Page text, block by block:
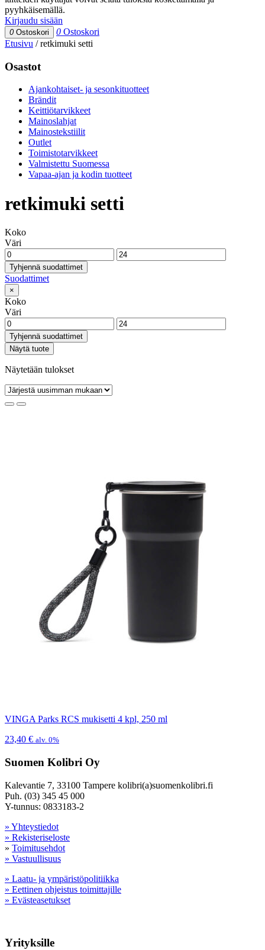
pyyhkäisemällä.
Kirjaudu sisään
0 Ostoskori 0 Ostoskori
Etusivu /retkimuki setti
Osastot
Ajankohtaiset- ja sesonkituotteet
Brändit
Keittiötarvikkeet
Mainoslahjat
Mainostekstiilit
Outlet
Toimistotarvikkeet
Valmistettu Suomessa
Vapaa-ajan ja kodin tuotteet
retkimuki setti
Koko
Väri
Tyhjennä suodattimet
Suodattimet
×
Koko
Väri
Tyhjennä suodattimet
Näytä tuote
Näytetään tulokset
VINGA Parks RCS mukisetti 4 kpl, 250 ml
23,40 € alv. 0%
Suomen Kolibri Oy
Kalevantie 7, 33100 Tampere kolibri(a)suomenkolibri.fi
Puh. (03) 345 45 000
Y-tunnus: 0833183-2
» Yhteystiedot
» Rekisteriseloste
» Toimitusehdot
» Vastuullisuus
» Laatu- ja ympäristöpolitiikka
» Eettinen ohjeistus toimittajille
» Evästeasetukset
Yrityksille